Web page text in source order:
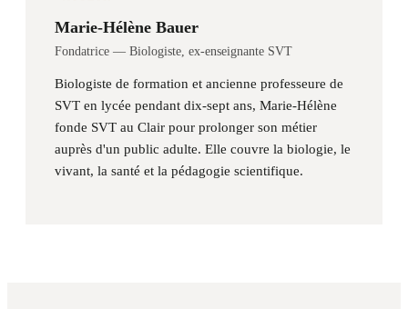
Marie-Hélène Bauer
Fondatrice — Biologiste, ex-enseignante SVT
Biologiste de formation et ancienne professeure de
SVT en lycée pendant dix-sept ans, Marie-Hélène
fonde SVT au Clair pour prolonger son métier
auprès d'un public adulte. Elle couvre la biologie, le
vivant, la santé et la pédagogie scientifique.